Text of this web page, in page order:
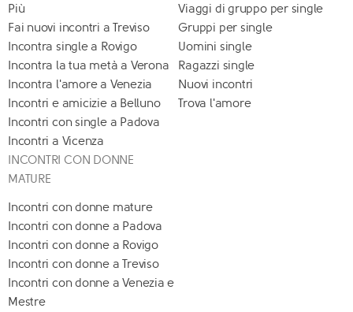
Più
Fai nuovi incontri a Treviso
Incontra single a Rovigo
Incontra la tua metà a Verona
Incontra l'amore a Venezia
Incontri e amicizie a Belluno
Incontri con single a Padova
Incontri a Vicenza
Viaggi di gruppo per single
Gruppi per single
Uomini single
Ragazzi single
Nuovi incontri
Trova l'amore
INCONTRI CON DONNE
MATURE
Incontri con donne mature
Incontri con donne a Padova
Incontri con donne a Rovigo
Incontri con donne a Treviso
Incontri con donne a Venezia e
Mestre